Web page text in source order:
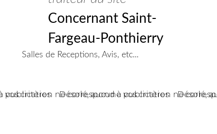
Concernant Saint-
Fargeau-Ponthierry
Salles de Receptions, Avis, etc...
vos critères.
publication ne correspond à vos critères.
Désolé, aucune publication neDésolé,